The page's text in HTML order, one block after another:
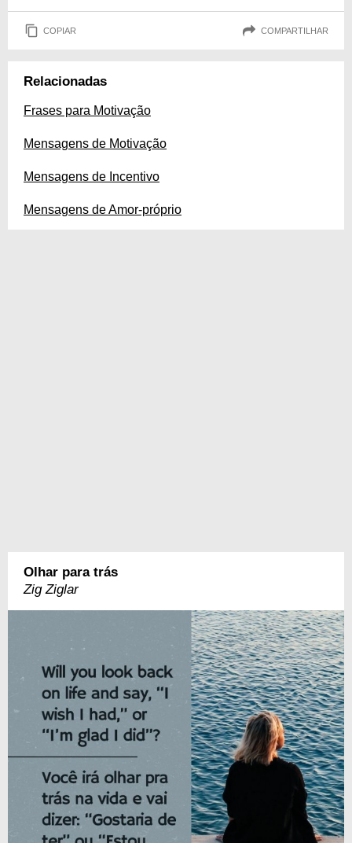
COPIAR COMPARTILHAR
Relacionadas
Frases para Motivação
Mensagens de Motivação
Mensagens de Incentivo
Mensagens de Amor-próprio
Olhar para trás
Zig Ziglar